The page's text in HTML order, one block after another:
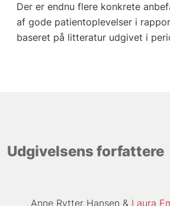
Der er endnu flere konkrete
af gode patientoplevelser i
baseret på litteratur udgivet i
Udgivelsens forfattere
Anne Rytter Hansen Laura